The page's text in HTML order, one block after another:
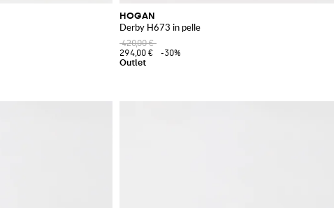
HOGAN
Derby H673 in pelle
420,00 €
294,00 €
-30%